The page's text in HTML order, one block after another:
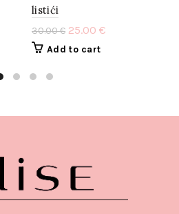
listići
30.00€ 25.00 €
Add to cart